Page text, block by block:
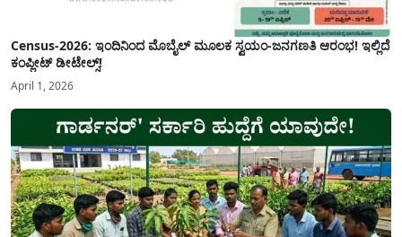
Census-2026: ಇಂದಿನಿಂದ ಮೊಬೈಲ್ ಮೂಲಕ ಸ್ವಯಂ-ಜನಗಣತಿ ಆರಂಭ! ಇಲ್ಲಿದೆ
ಕಂಪ್ಲೀಟ್ ಡೀಟೇಲ್ಸ್!
April 1, 2026